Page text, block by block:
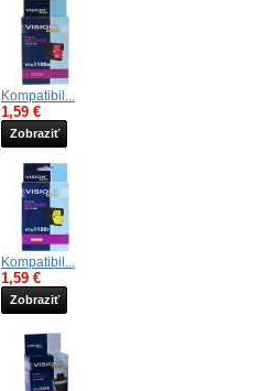
Kompatibil...
1,59 €
Zobraziť
Kompatibil...
1,59 €
Zobraziť